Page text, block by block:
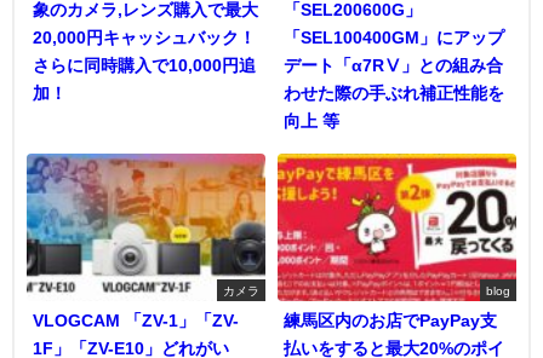
象のカメラ,レンズ購入で最大
20,000円キャッシュバック！
さらに同時購入で10,000円追
加！
「SEL200600G」
「SEL100400GM」にアップ
デート「α7RⅤ」との組み合
わせた際の手ぶれ補正性能を
向上 等
カメラ
VLOGCAM 「ZV-1」「ZV-
1F」「ZV-E10」どれがい
blog
練馬区内のお店でPayPay支
払いをすると最大20%のポイ